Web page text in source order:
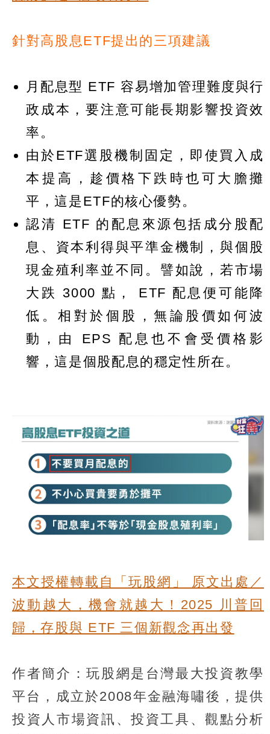
針對高股息ETF提出的三項建議
月配息型 ETF 容易增加管理難度與行
政成本，要注意可能長期影響投資效
率。
由於ETF選股機制固定，即使買入成
本提高，趁價格下跌時也可大膽攤
平，這是ETF的核心優勢。
認清 ETF 的配息來源包括成分股配
息、資本利得與平準金機制，與個股
現金殖利率並不同。譬如說，若市場
大跌 3000 點， ETF 配息便可能降
低。相對於個股，無論股價如何波
動，由 EPS 配息也不會受價格影
響，這是個股配息的穩定性所在。
本文授權轉載自「玩股網」 原文出處／
波動越大，機會就越大！2025 川普回
歸，存股與 ETF 三個新觀念再出發
作者簡介：玩股網是台灣最大投資教學
平台，成立於2008年金融海嘯後，提供
投資人市場資訊、投資工具、觀點分析